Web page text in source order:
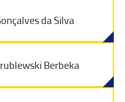
da Silva
Berbeka